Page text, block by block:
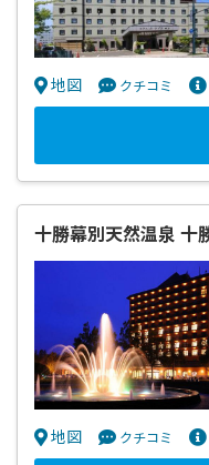
地図 クチコミ
地図 クチコミ